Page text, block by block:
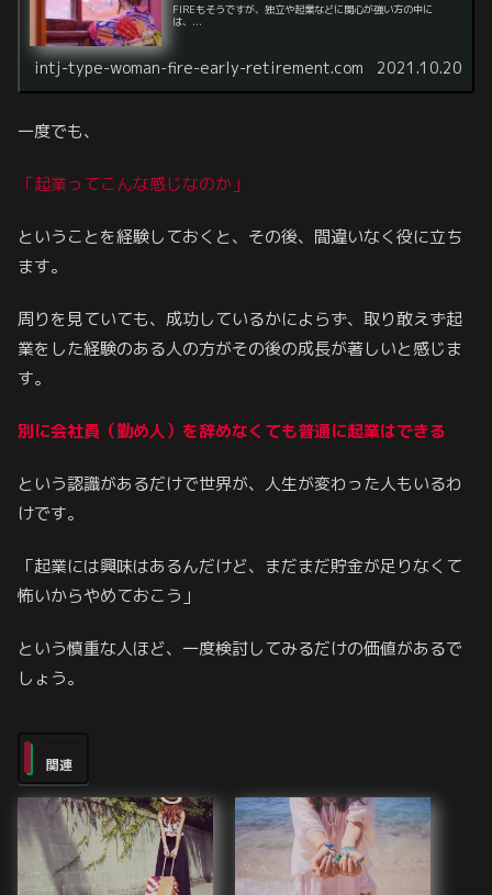
FIREもそうですが、独立や起業などに関心が強い方の中に
は、...
intj-type-woman-fire-early-retirement.com 2021.10.20
一度でも、
「起業ってこんな感じなのか」
ということを経験しておくと、その後、間違いなく役に立ち
ます。
周りを見ていても、成功しているかによらず、取り敢えず起
業をした経験のある人の方がその後の成長が著しいと感じま
す。
別に会社員（勤め人）を辞めなくても普通に起業はできる
という認識があるだけで世界が、人生が変わった人もいるわ
けです。
「起業には興味はあるんだけど、まだまだ貯金が足りなくて
怖いからやめておこう」
という慎重な人ほど、一度検討してみるだけの価値があるで
しょう。
関連